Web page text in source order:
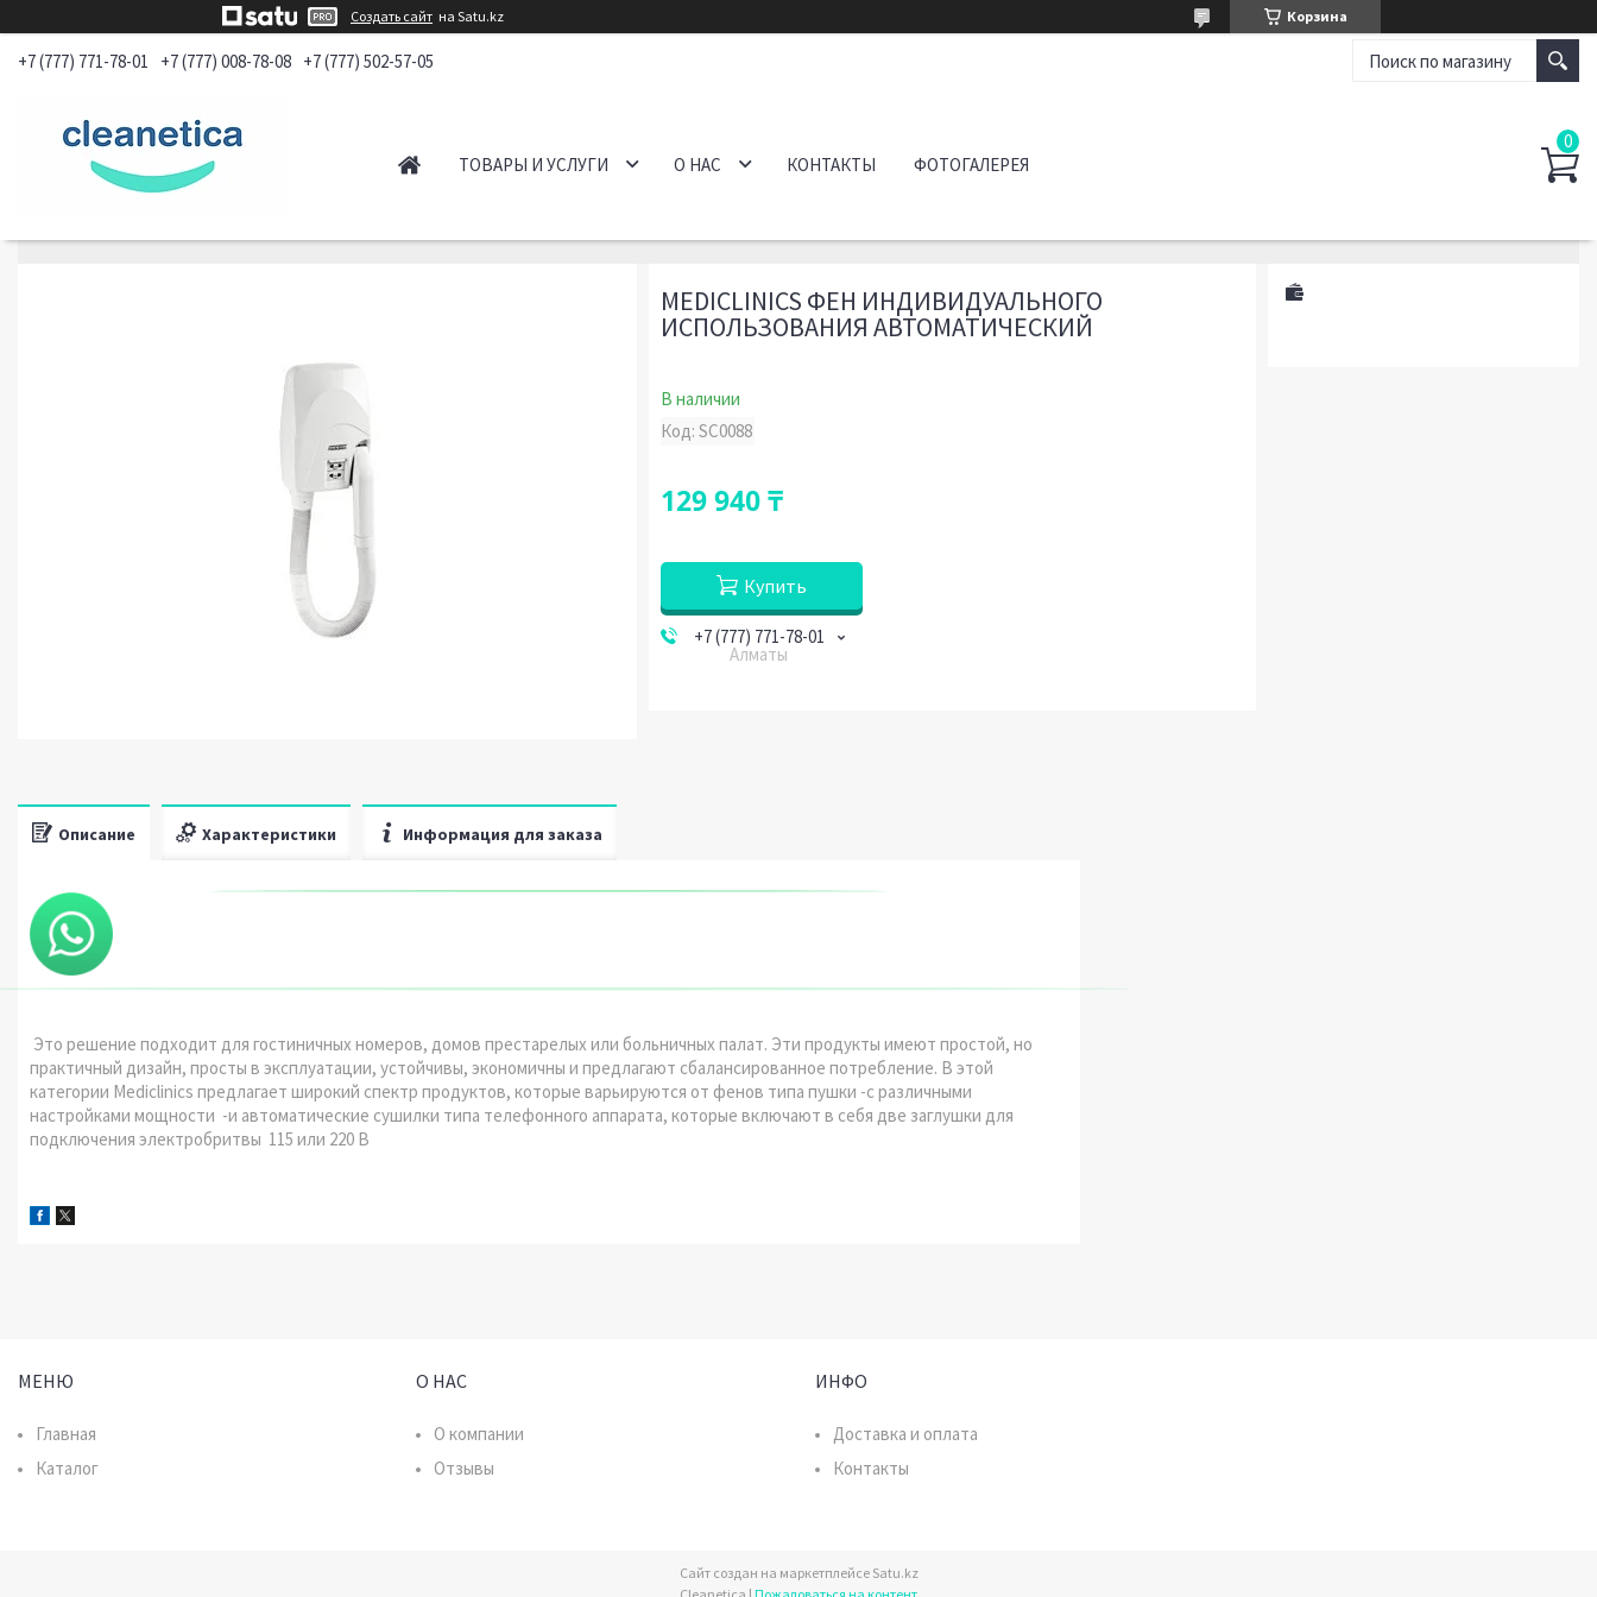
Создать сайт на Satu.kz Корзина
+7 (777) 771-78-01 +7 (777) 008-78-08 +7 (777) 502-57-05
ТОВАРЫ И УСЛУГИ О НАС КОНТАКТЫ ФОТОГАЛЕРЕЯ
MEDICLINICS ФЕН ИНДИВИДУАЛЬНОГО
ИСПОЛЬЗОВАНИЯ АВТОМАТИЧЕСКИЙ
В наличии
Код:SC0088
129 940 ₸
Купить
+7 (777) 771-78-01
Алматы
Описание Характеристики Информация для заказа
Это решение подходит для гостиничных номеров, домов престарелых или больничных палат. Эти продукты имеют простой, но
практичный дизайн, просты в эксплуатации, устойчивы, экономичны и предлагают сбалансированное потребление. В этой
категории Mediclinics предлагает широкий спектр продуктов, которые варьируются от фенов типа пушки -с различными
настройками мощности -и автоматические сушилки типа телефонного аппарата, которые включают в себя две заглушки для
подключения электробритвы 115 или 220 В
МЕНЮ
Главная
Каталог
О НАС
О компании
Отзывы
ИНФО
Доставка и оплата
Контакты
Сайт создан на маркетплейсе Satu.kz